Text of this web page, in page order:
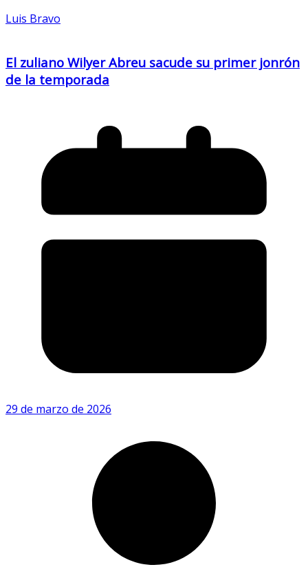
Luis Bravo
El zuliano Wilyer Abreu sacude su primer jonrón
de la temporada
29 de marzo de 2026